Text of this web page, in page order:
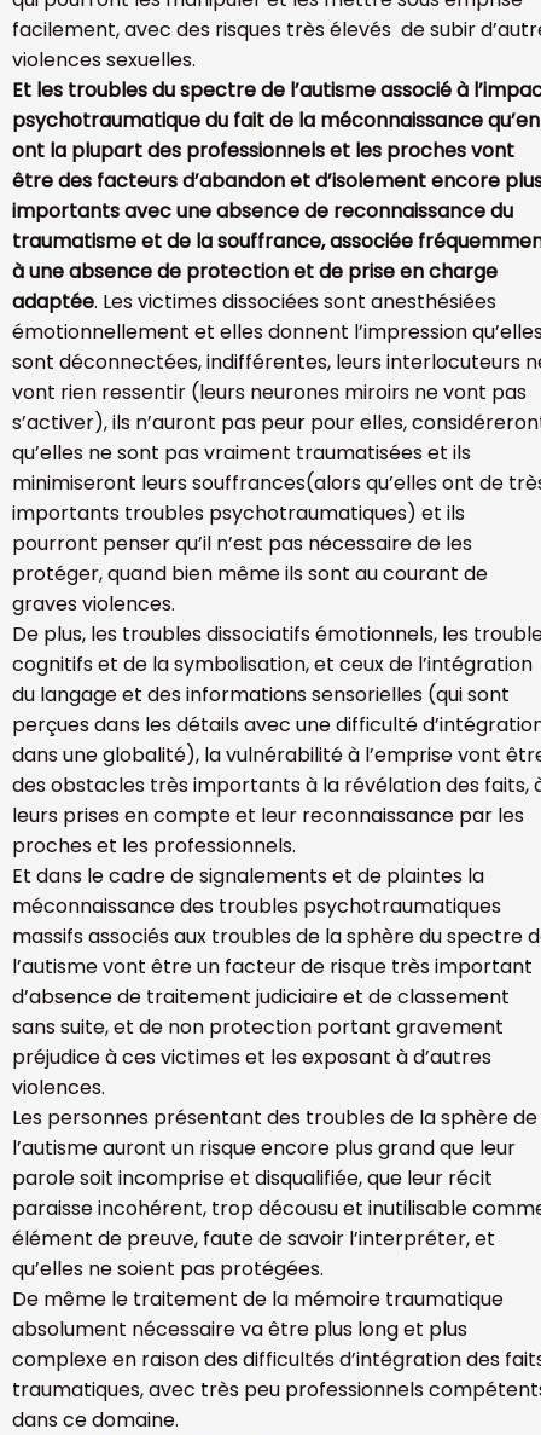
facilement, avec des risques très élevés de subir
violences sexuelles.
Et les troubles du spectre de l’autisme associé à
psychotraumatique du fait de la méconnaissance qu’en
ont la plupart des professionnels et les proches vont
être des facteurs d’abandon et d’isolement encore
importants avec une absence de reconnaissance du
traumatisme et de la souffrance, associée
à une absence de protection et de prise en charge
adaptée. Les victimes dissociées sont anesthésiées
émotionnellement et elles donnent l’impression
sont déconnectées, indifférentes, leurs interlocuteurs
vont rien ressentir (leurs neurones miroirs ne vont pas
s’activer), ils n’auront pas peur pour elles,
qu’elles ne sont pas vraiment traumatisées et ils
minimiseront leurs souffrances(alors qu’elles ont de
importants troubles psychotraumatiques) et ils
pourront penser qu’il n’est pas nécessaire de les
protéger, quand bien même ils sont au courant de
graves violences.
De plus, les troubles dissociatifs émotionnels, les
cognitifs et de la symbolisation, et ceux de l’intégration
du langage et des informations sensorielles (qui sont
perçues dans les détails avec une difficulté
dans une globalité), la vulnérabilité à l’emprise vont
des obstacles très importants à la révélation des faits,
leurs prises en compte et leur reconnaissance par les
proches et les professionnels.
Et dans le cadre de signalements et de plaintes la
méconnaissance des troubles psychotraumatiques
massifs associés aux troubles de la sphère du spectre
l’autisme vont être un facteur de risque très important
d’absence de traitement judiciaire et de classement
sans suite, et de non protection portant gravement
préjudice à ces victimes et les exposant à d’autres
violences.
Les personnes présentant des troubles de la sphère de
l’autisme auront un risque encore plus grand que leur
parole soit incomprise et disqualifiée, que leur récit
paraisse incohérent, trop décousu et inutilisable
élément de preuve, faute de savoir l’interpréter, et
qu’elles ne soient pas protégées.
De même le traitement de la mémoire traumatique
absolument nécessaire va être plus long et plus
complexe en raison des difficultés d’intégration des
traumatiques, avec très peu professionnels
dans ce domaine.